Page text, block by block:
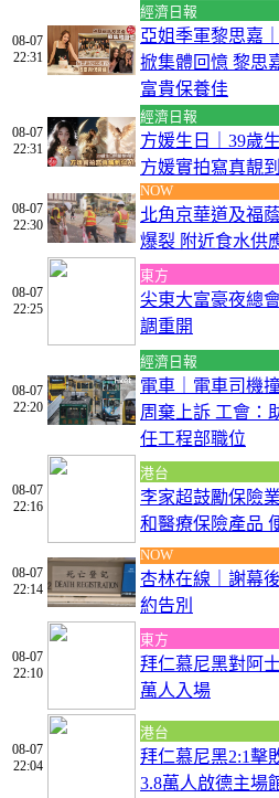
08-07
22:31
經濟日報
亞姐季軍黎思嘉
掀集體回憶 黎思
富貴保養佳
08-07
22:31
經濟日報
方媛生日｜39歲
方媛實拍寫真靚
08-07
22:30
NOW
北角京華道及福
爆裂 附近食水供
08-07
22:25
東方
尖東大富豪夜總
調重開
08-07
22:20
經濟日報
電車｜電車司機
周棄上訴 工會：
任工程部職位
08-07
22:16
港台
李家超鼓勵保險
和醫療保險產品
08-07
22:14
NOW
杏林在線｜謝幕
約告別
08-07
22:10
東方
拜仁慕尼黑對阿
萬人入場
08-07
22:04
港台
拜仁慕尼黑2:1擊
3.8萬人啟德主場